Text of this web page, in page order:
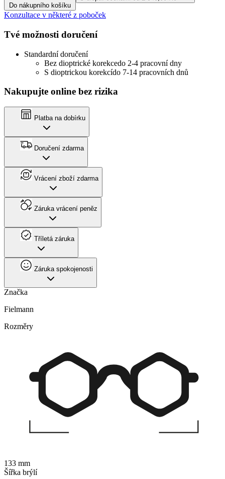
Do nákupního košíku
Konzultace v některé z poboček
Tvé možnosti doručení
Standardní doručení
Bez dioptrické korekcedo 2-4 pracovní dny
S dioptrickou korekcído 7-14 pracovních dnů
Nakupujte online bez rizika
Platba na dobírku
Doručení zdarma
Vrácení zboží zdarma
Záruka vrácení peněz
Tříletá záruka
Záruka spokojenosti
Značka
Fielmann
Rozměry
133 mm
Šířka brýlí